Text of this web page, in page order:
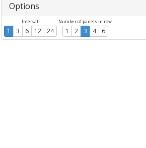
Options
Intervall
1 3 6 12 24
Number of panels in row
1 2 3 4 6